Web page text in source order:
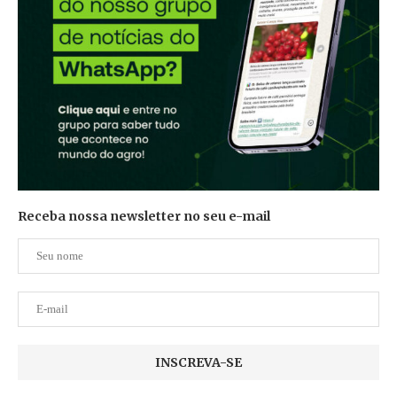
Receba nossa newsletter no seu e-mail